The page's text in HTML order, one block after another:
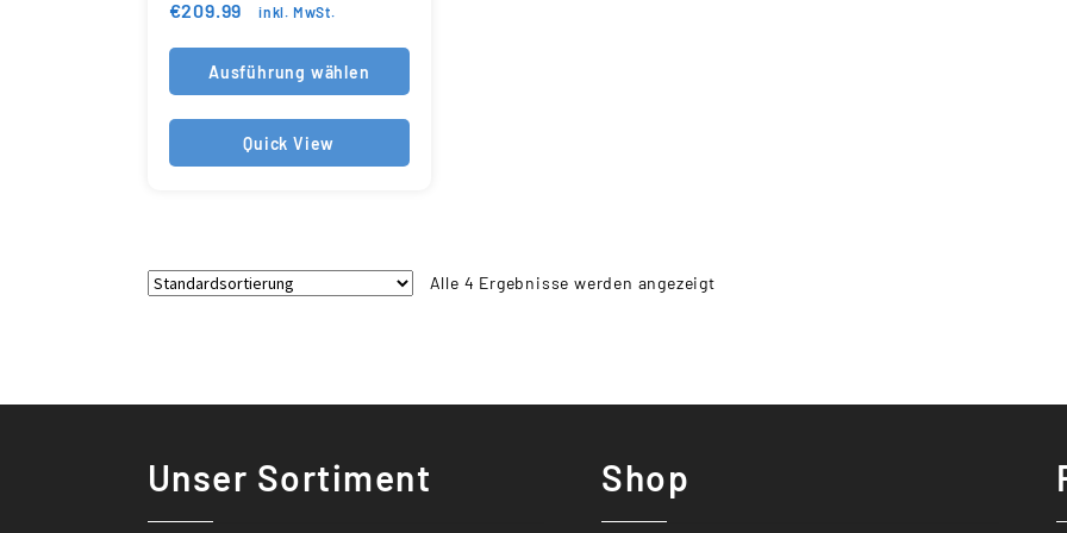
€209.99 inkl. MwSt.
Ausführung wählen
Quick View
Alle 4 Ergebnisse werden angezeigt
Unser Sortiment Shop